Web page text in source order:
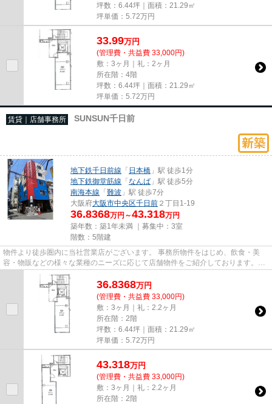
坪数：6.44坪｜面積：21.29㎡
坪単価： 5.72万円
33.99万円
(管理費・共益費 33,000円)
敷：3ヶ月｜礼：2ヶ月
所在階：4階
坪数：6.44坪｜面積：21.29㎡
坪単価： 5.72万円
賃貸｜店舗事務所 SUNSUN千日前
地下鉄千日前線 「 日本橋 」駅 徒歩1分
地下鉄御堂筋線 「なんば 」駅 徒歩5分
南海本線 「難波 」駅 徒歩7分
大阪府大阪市中央区千日前 ２丁目1-19
36.8368万円～43.318万円
築年数：築1年未満 ｜募集中： 3室
階数：5階建
物件より徒歩圏内に当社営業店がございます。 事務所物件をはじめ、飲食・美
容・物販などの様々な業種のニーズに応じて店舗物件をご紹介しております。
尚、弊社ではおとり広告は一切...
36.8368万円
(管理費・共益費 33,000円)
敷：3ヶ月｜礼：2.2ヶ月
所在階：2階
坪数：6.44坪｜面積：21.29㎡
坪単価： 5.72万円
43.318万円
(管理費・共益費 33,000円)
敷：3ヶ月｜礼：2.2ヶ月
所在階：2階